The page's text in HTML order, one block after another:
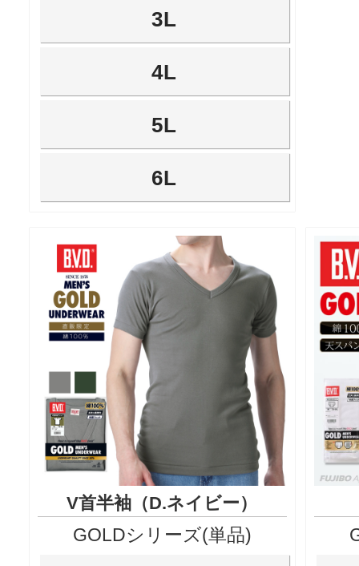
3L
4L
5L
6L
V首半袖（D.ネイビー）
GOLDシリーズ(単品)